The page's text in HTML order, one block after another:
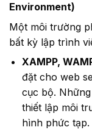
Environment)
Một môi trường
bất kỳ lập trình
XAMPP,
đặt cho web
cục bộ.
thiết lập môi
hình phức tạp.